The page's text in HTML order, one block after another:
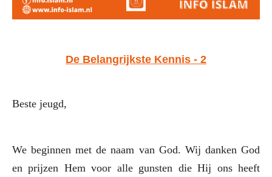
De Belangrijkste Kennis - 2
Beste jeugd,
We beginnen met de naam van God. Wij danken God
en prijzen Hem voor alle gunsten die Hij ons heeft